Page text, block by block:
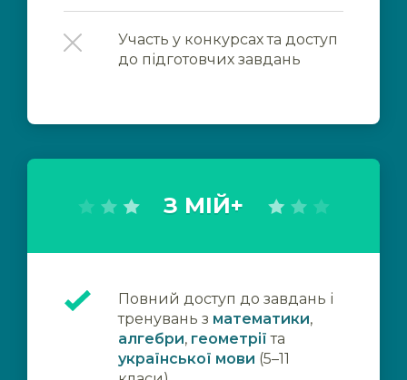
Участь у конкурсах та доступ
до підготовчих завдань
З МІЙ+
Повний доступ до завдань і
тренувань з математики,
алгебри, геометрії та
української мови (5–11